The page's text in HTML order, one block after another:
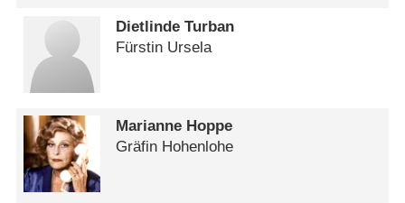
Dietlinde Turban
Fürstin Ursela
Marianne Hoppe
Gräfin Hohenlohe